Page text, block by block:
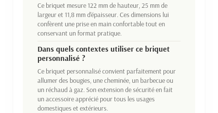
Ce briquet mesure 122 mm de hauteur, 25 mm de
largeur et 11,8 mm d'épaisseur. Ces dimensions lui
confèrent une prise en main confortable tout en
conservant un format pratique.
Dans quels contextes utiliser ce briquet
personnalisé ?
Ce briquet personnalisé convient parfaitement pour
allumer des bougies, une cheminée, un barbecue ou
un réchaud à gaz. Son extension de sécurité en fait
un accessoire apprécié pour tous les usages
domestiques et extérieurs.